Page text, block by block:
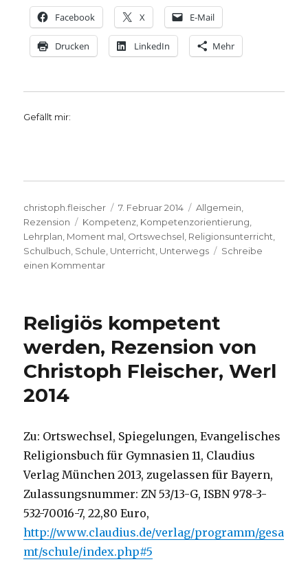
Facebook X E-Mail
Drucken LinkedIn Mehr
Gefällt mir:
Autor
christoph.fleischer
Veröffentlicht
am
7. Februar 2014 Kategorien
Allgemein
Rezension
Schlagwörter
Kompetenz Kompetenzorientierung
Lehrplan Moment mal Ortswechsel Religionsunterricht
Schulbuch Schule Unterricht Unterwegs
Schreibe
einen Kommentarzu
der
Rezension
von
Christoph
Religiös kompetent
werden, Rezension von
Christoph Fleischer, Werl
2014
Zu: Ortswechsel, Spiegelungen, Evangelisches
Religionsbuch für Gymnasien 11, Claudius
Verlag München 2013, zugelassen für Bayern,
Zulassungsnummer: ZN 53/13-G, ISBN 978-3-
532-70016-7, 22,80 Euro,
http://www.claudius.de/verlag/programm/gesa
mt/schule/index.php#5